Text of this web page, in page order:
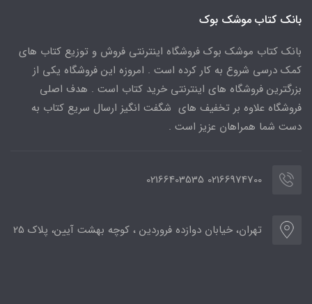
بانک کتاب موشک بوک
بانک کتاب موشک بوک فروشگاه اینترنتی فروش و توزیع کتاب های
کمک درسی شروع به کار کرده است . امروزه این فروشگاه یکی از
بزرگترین فروشگاه های اینترنتی خرید کتاب است . هدف اصلی
فروشگاه علاوه بر تخفیف های شگفت انگیز ارسال سریع کتاب به
دست شما همراهان عزیز است .
02166974700 02166403535
تهران، خیابان دوازده فروردین ، کوچه بهشت آیین، پلاک 25